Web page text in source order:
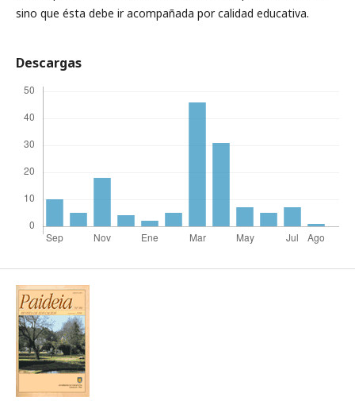
sino que ésta debe ir acompañada por calidad educativa.
Descargas